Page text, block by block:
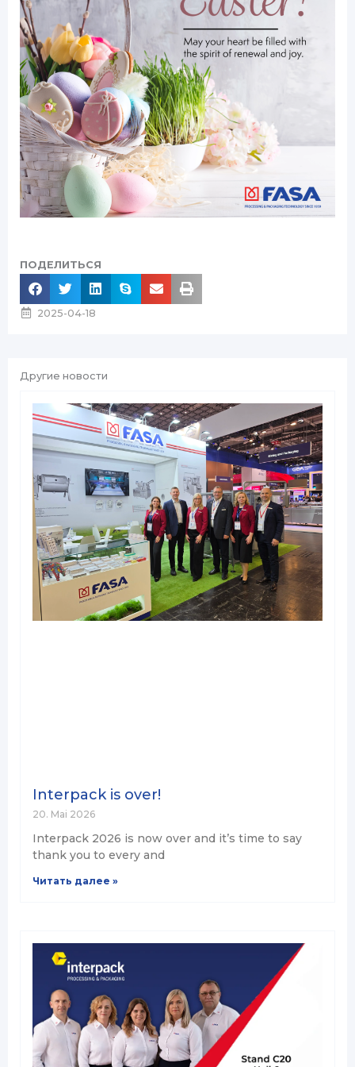
ПОДЕЛИТЬСЯ
2025-04-18
Другие новости
Interpack is over!
20. Mai 2026
Interpack 2026 is now over and it’s time to say
thank you to every and
Читать далее »